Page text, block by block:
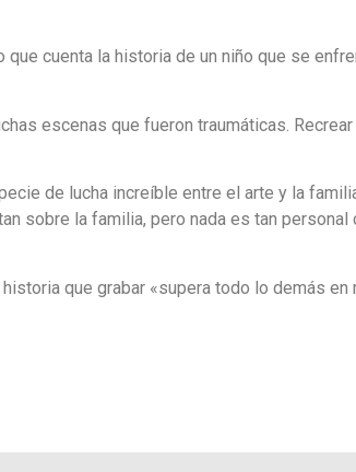
cuenta la historia de un niño que se
escenas que fueron traumáticas.
de lucha increíble entre el arte y la
sobre la familia, pero nada es tan personal
que grabar «supera todo lo demás